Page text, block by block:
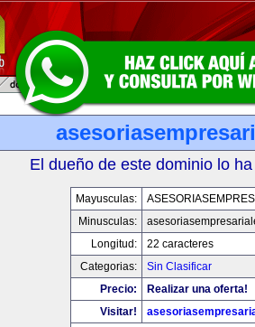
El dueño de este dominio lo
Mayusculas:
Minusculas:
Longitud:
22 caracteres
Categorias:
Sin Clasificar
Precio:
Realizar una oferta!
Visitar!